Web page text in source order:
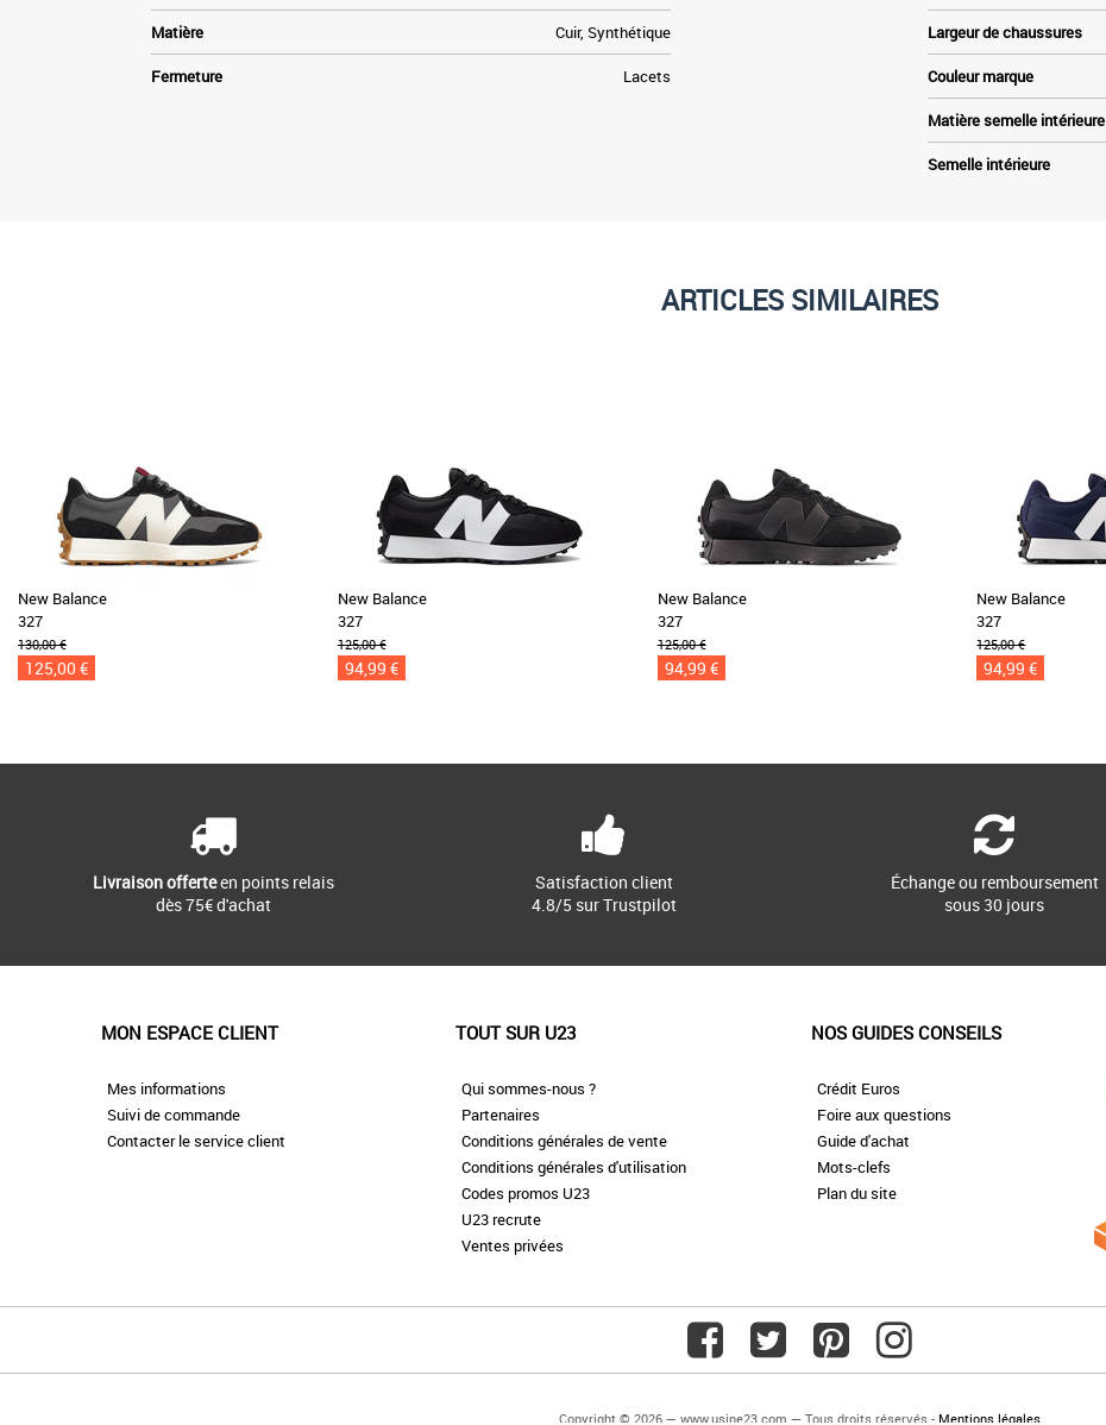
Matière Cuir, Synthétique
Fermeture Lacets
Largeur de chaussures
Couleur marque
Matière semelle intérieure
Semelle intérieure
ARTICLES SIMILAIRES
New Balance
327
130,00 €
125,00 €
New Balance
327
125,00 €
94,99 €
New Balance
327
125,00 €
94,99 €
New Balance
327
125,00 €
94,99 €
Livraison offerteen points relais
dès 75€ d'achat
Satisfaction client
4.8/5 sur Trustpilot
Échange ou remboursement
sous 30 jours
MON ESPACE CLIENT
Mes informations
Suivi de commande
Contacter le service client
TOUT SUR U23
Qui sommes-nous ?
Partenaires
Conditions générales de vente
Conditions générales d'utilisation
Codes promos U23
U23 recrute
Ventes privées
NOS GUIDES CONSEILS
Crédit Euros
Foire aux questions
Guide d'achat
Mots-clefs
Plan du site
Copyright © 2026 — www.usine23.com — Tous droits réservés - Mentions légales